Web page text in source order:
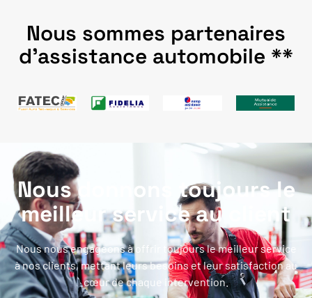
Nous sommes partenaires
d'assistance automobile **
Nous donnons toujours le
meilleur service au client
Nous nous engageons à offrir toujours le meilleur service
à nos clients, mettant leurs besoins et leur satisfaction au
cœur de chaque intervention.